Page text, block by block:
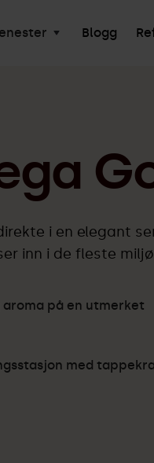
Blogg
i en elegant
inn i de fleste
på en utmerket
med